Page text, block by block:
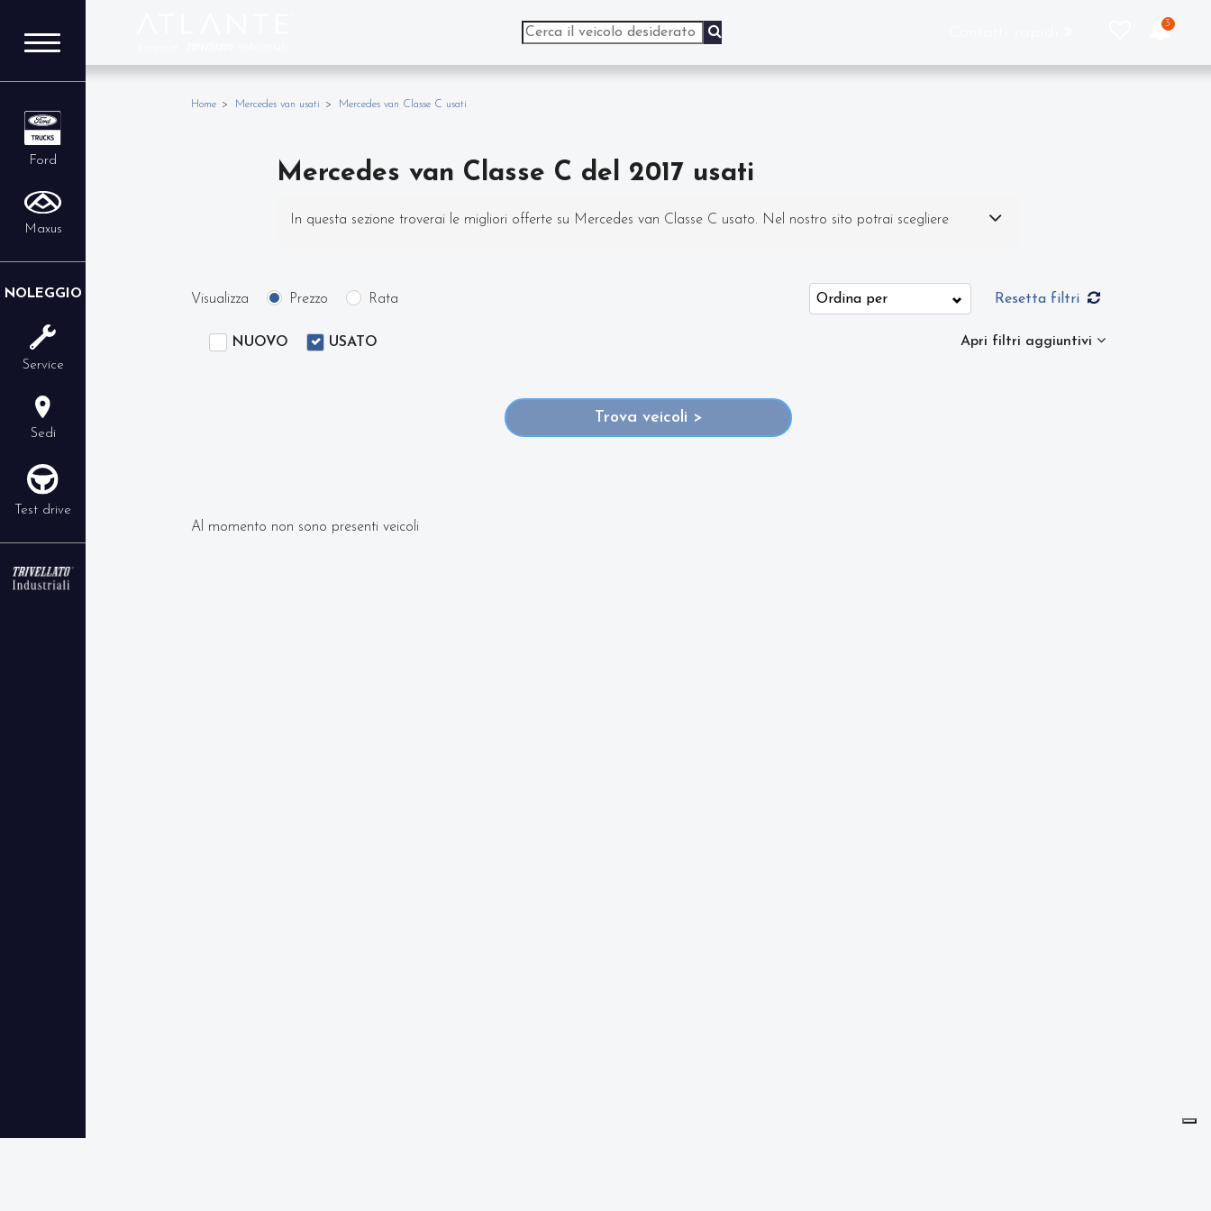
3
Ford
Maxus
NOLEGGIO
Service
Sedi
Test drive
Home Mercedes van usati Mercedes van Classe C usati
Mercedes van Classe C del 2017 usati
In questa sezione troverai le migliori offerte su Mercedes van Classe C usato. Nel nostro sito potrai scegliere
disposizione Mercedes van Classe C del 2017 con varie fasce di prezzi ed equipaggiamenti in grado di soddisfare
qualsiasi esigenza di comfort o prestazione.
Oltre a conoscere il prezzo potrai scoprire gli equipaggiamenti, le foto di interni ed esterni, le tipologie di
Visualizza Prezzo Rata Resetta filtri
NUOVO USATO Apri filtri aggiuntivi
Trova veicoli >
Al momento non sono presenti veicoli